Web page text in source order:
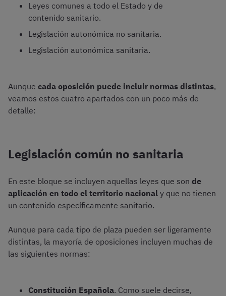
Leyes comunes a todo el Estado y de
contenido sanitario.
Legislación autonómica no sanitaria.
Legislación autonómica sanitaria.
Aunque cada oposición puede incluir normas distintas,
veamos estos cuatro apartados con un poco más de
detalle:
Legislación común no sanitaria
En este bloque se incluyen aquellas leyes que son de
aplicación en todo el territorio nacional y que no tienen
un contenido específicamente sanitario.
Aunque para cada tipo de plaza pueden ser ligeramente
distintas, la mayoría de oposiciones incluyen muchas de
las siguientes normas:
Constitución Española. Como suele decirse,